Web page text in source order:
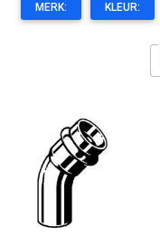
MERK: KLEUR: